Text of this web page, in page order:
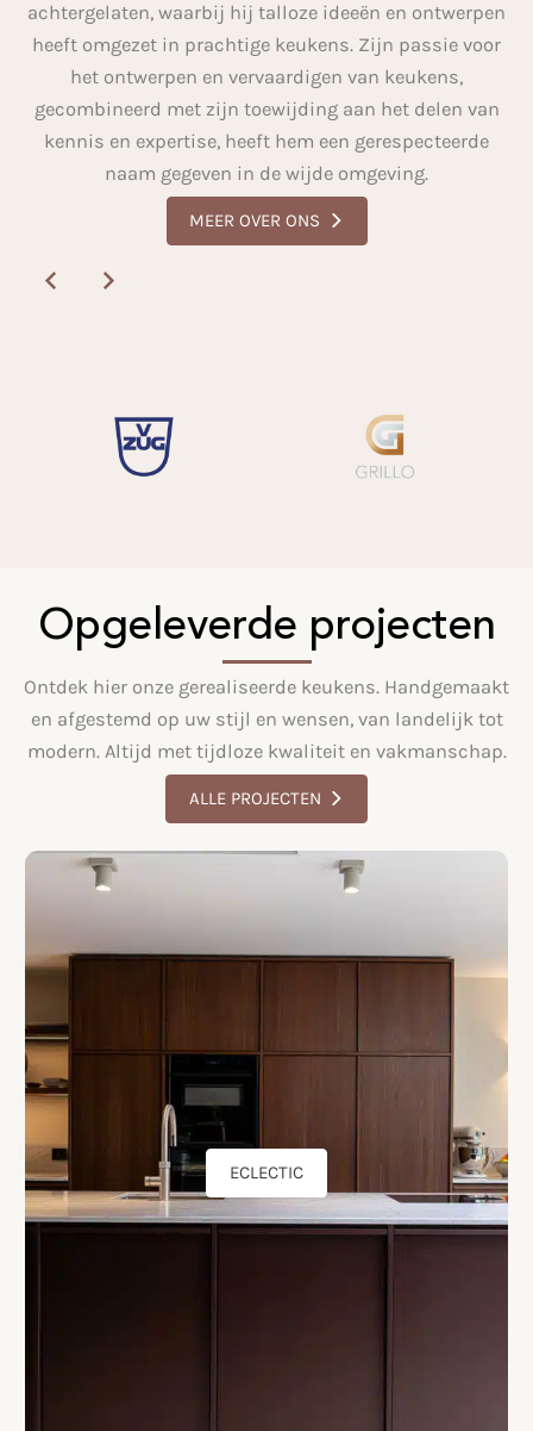
achtergelaten, waarbij hij talloze ideeën en ontwerpen
heeft omgezet in prachtige keukens. Zijn passie voor
het ontwerpen en vervaardigen van keukens,
gecombineerd met zijn toewijding aan het delen van
kennis en expertise, heeft hem een gerespecteerde
naam gegeven in de wijde omgeving.
MEER OVER ONS
Opgeleverde projecten
Ontdek hier onze gerealiseerde keukens. Handgemaakt
en afgestemd op uw stijl en wensen, van landelijk tot
modern. Altijd met tijdloze kwaliteit en vakmanschap.
ALLE PROJECTEN
ECLECTIC